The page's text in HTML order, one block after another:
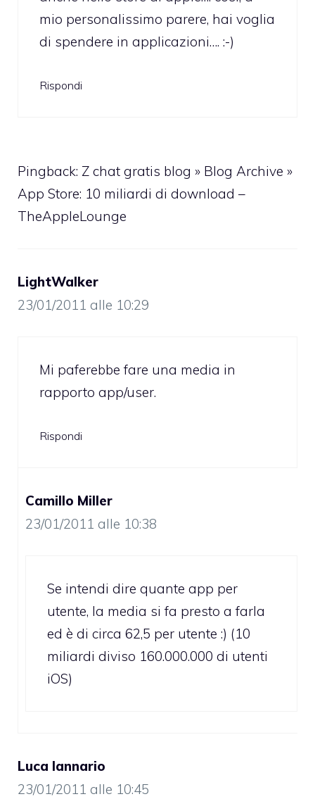
mio personalissimo parere, hai voglia
di spendere in applicazioni…. :-)
Rispondi
Pingback: Z chat gratis blog » Blog Archive »
App Store: 10 miliardi di download –
TheAppleLounge
LightWalker
23/01/2011 alle 10:29
Mi paferebbe fare una media in
rapporto app/user.
Rispondi
Camillo Miller
23/01/2011 alle 10:38
Se intendi dire quante app per
utente, la media si fa presto a farla
ed è di circa 62,5 per utente :) (10
miliardi diviso 160.000.000 di utenti
iOS)
Luca Iannario
23/01/2011 alle 10:45